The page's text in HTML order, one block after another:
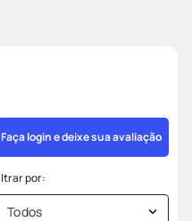
Faça login e deixe sua avaliação
Todos